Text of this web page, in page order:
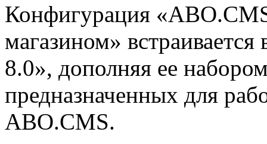
Конфигурация
магазином»
8.0», дополняя ее
предназначенных для
ABO.CMS.